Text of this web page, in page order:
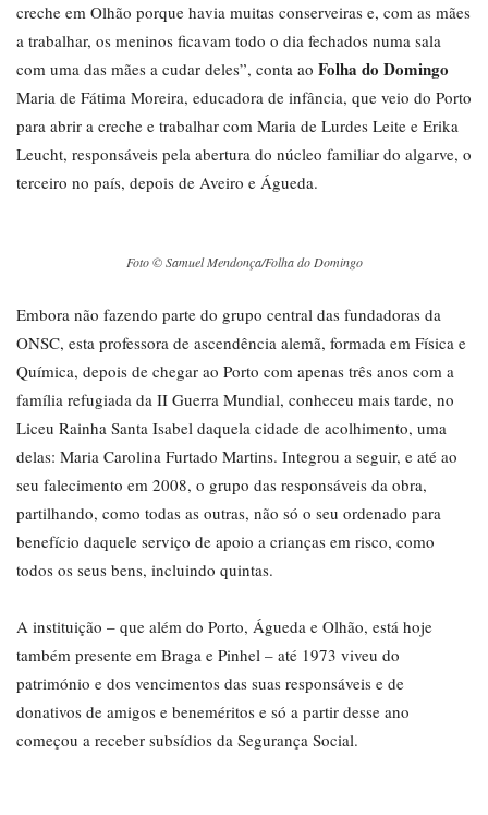
creche em Olhão porque havia muitas conserveiras e, com as mães
a trabalhar, os meninos ficavam todo o dia fechados numa sala
com uma das mães a cudar deles”, conta ao Folha do Domingo
Maria de Fátima Moreira, educadora de infância, que veio do Porto
para abrir a creche e trabalhar com Maria de Lurdes Leite e Erika
Leucht, responsáveis pela abertura do núcleo familiar do algarve, o
terceiro no país, depois de Aveiro e Águeda.
Foto © Samuel Mendonça/Folha do Domingo
Embora não fazendo parte do grupo central das fundadoras da
ONSC, esta professora de ascendência alemã, formada em Física e
Química, depois de chegar ao Porto com apenas três anos com a
família refugiada da II Guerra Mundial, conheceu mais tarde, no
Liceu Rainha Santa Isabel daquela cidade de acolhimento, uma
delas: Maria Carolina Furtado Martins. Integrou a seguir, e até ao
seu falecimento em 2008, o grupo das responsáveis da obra,
partilhando, como todas as outras, não só o seu ordenado para
benefício daquele serviço de apoio a crianças em risco, como
todos os seus bens, incluindo quintas.
A instituição – que além do Porto, Águeda e Olhão, está hoje
também presente em Braga e Pinhel – até 1973 viveu do
património e dos vencimentos das suas responsáveis e de
donativos de amigos e beneméritos e só a partir desse ano
começou a receber subsídios da Segurança Social.